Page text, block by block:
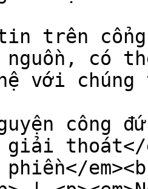
trên
nguồn, có
với
công
thoát</